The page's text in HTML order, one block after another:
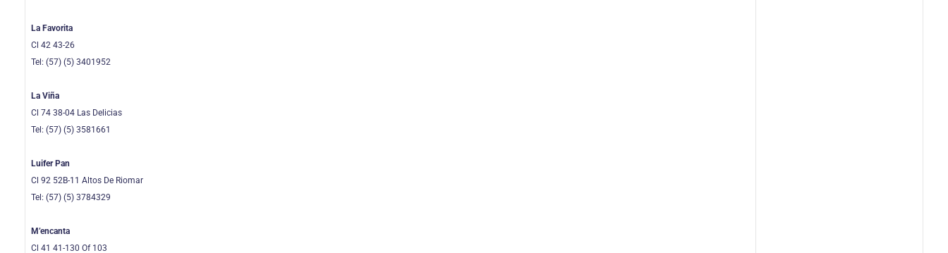
La Favorita
Cl 42 43-26
Tel: (57) (5) 3401952
La Viña
Cl 74 38-04 Las Delicias
Tel: (57) (5) 3581661
Luifer Pan
Cl 92 52B-11 Altos De Riomar
Tel: (57) (5) 3784329
M’encanta
Cl 41 41-130 Of 103